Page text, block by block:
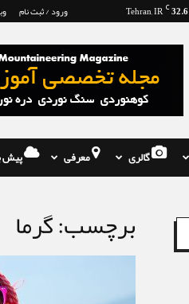
32.6
C
Tehran, IR ورود / ثبت نام
گالری معرفی پیش
برچسب: گرما